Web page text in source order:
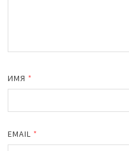
ИМЯ *
EMAIL *